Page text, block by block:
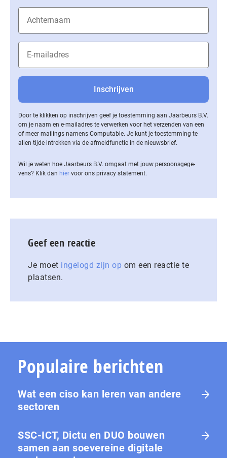
Door te klikken op inschrijven geef je toestemming aan Jaarbeurs B.V.
om je naam en e-mailadres te verwerken voor het verzenden van een
of meer mailings namens Computable. Je kunt je toestemming te
allen tijde intrekken via de af­meld­func­tie in de nieuwsbrief.
Wil je weten hoe Jaarbeurs B.V. omgaat met jouw per­soons­ge­ge­
vens? Klik dan hier voor ons privacy statement.
Geef een reactie
Je moet ingelogd zijn op om een reactie te
plaatsen.
Populaire berichten
Wat een ciso kan leren van andere
sectoren
SSC-ICT, Dictu en DUO bouwen
samen aan soevereine digitale